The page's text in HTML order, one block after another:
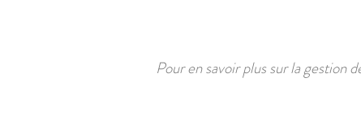
Pouren savoir plus sur la gestion